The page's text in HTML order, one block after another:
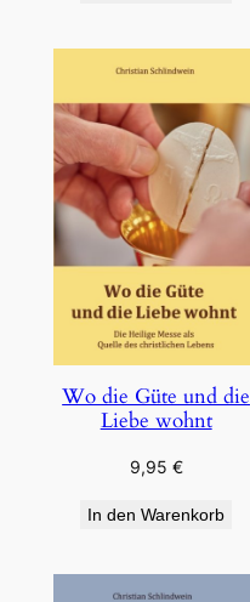
Wo die Güte und die
Liebe wohnt
9,95 €
In den Warenkorb